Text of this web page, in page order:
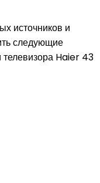
источников и
следующие
телевизора Haier 43